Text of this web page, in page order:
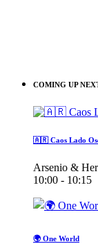
COMING UP
🇦🇷 Caos Lado
Arsenio &
10:00 - 10:15
🌍 One World